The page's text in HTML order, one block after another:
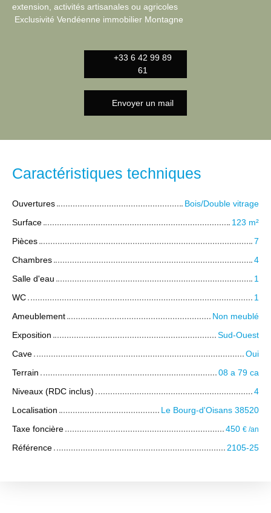
extension, activités artisanales ou agricoles
Exclusivité Vendéenne immobilier Montagne
+33 6 42 99 89
61
Envoyer un mail
Caractéristiques techniques
Ouvertures
Bois/Double vitrage
Surface
123 m²
Pièces
7
Chambres
4
Salle d'eau
1
WC
1
Ameublement
Non meublé
Exposition
Sud-Ouest
Cave
Oui
Terrain
08 a 79 ca
Niveaux (RDC inclus)
4
Localisation
Le Bourg-d'Oisans 38520
Taxe foncière
450 € /an
Référence 2105-25